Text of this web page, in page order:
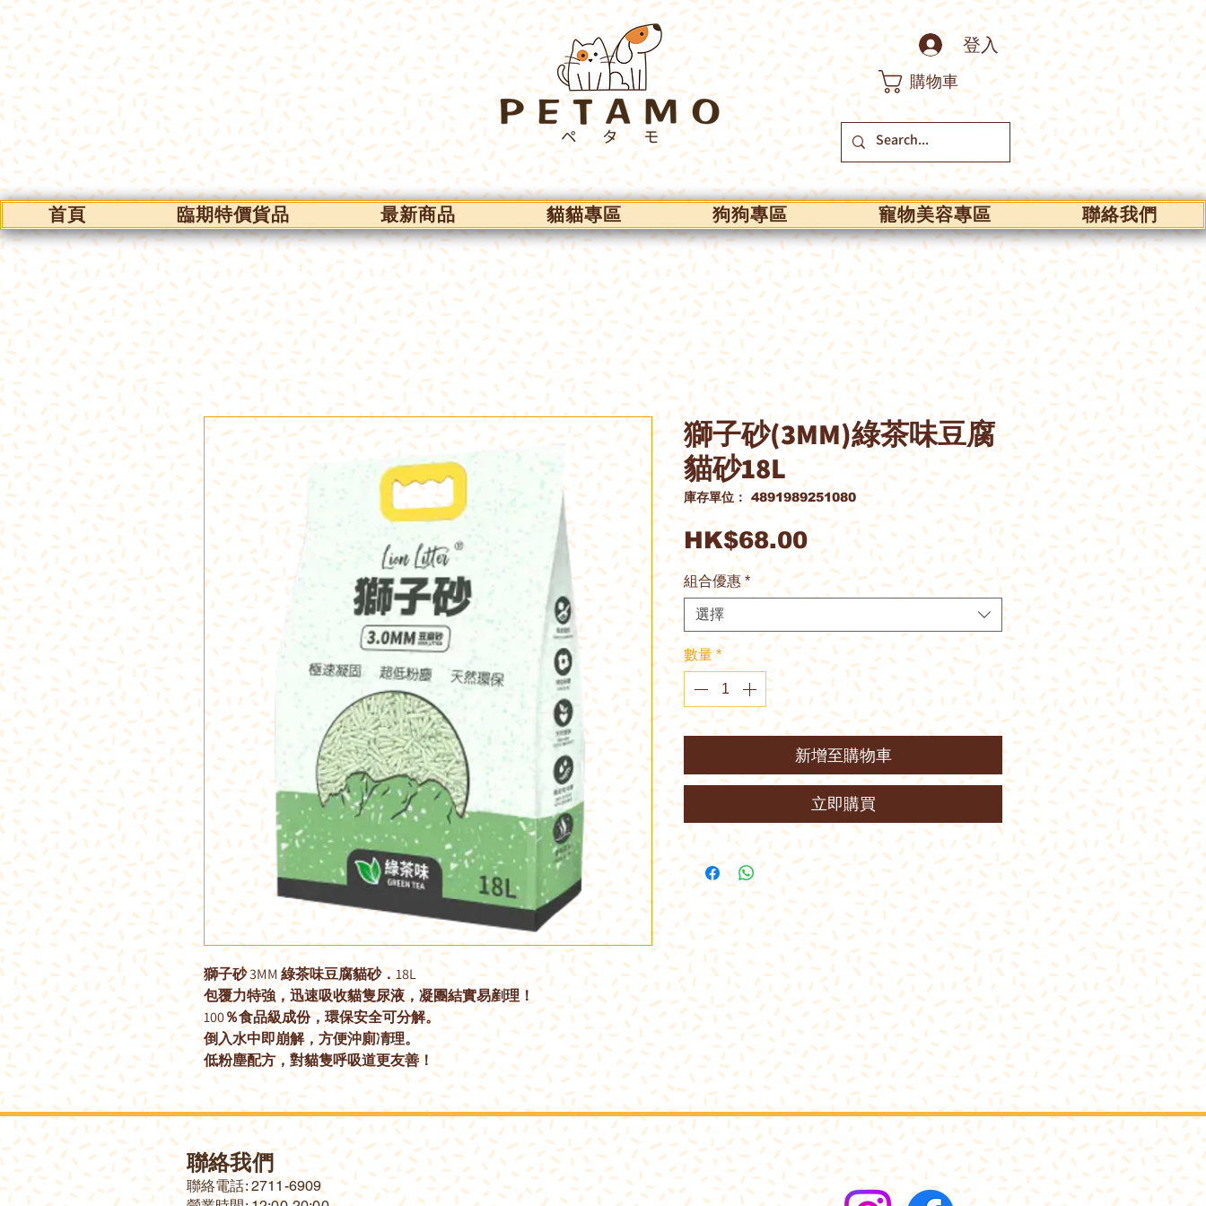
登入
購物車
首頁 臨期特價貨品 最新商品 貓貓專區 狗狗專區 寵物美容專區 聯絡我們
獅子砂 3MM 綠茶味豆腐貓砂．18L
包覆力特強，迅速吸收貓隻尿液，凝團結實易剷理！
100％食品級成份，環保安全可分解。
倒入水中即崩解，方便沖廁凊理。
低粉塵配方，對貓隻呼吸道更友善！
獅子砂(3MM)綠茶味豆腐
貓砂18L
庫存單位： 4891989251080
HK$68.00價
格
組合優惠 *
選擇
數量 *
新增至購物車
立即購買
聯絡我們
​聯絡電話: 2711-6909